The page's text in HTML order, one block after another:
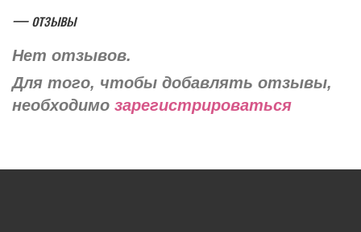
— отзывы
Нет отзывов.
Для того, чтобы добавлять отзывы,
необходимо зарегистрироваться